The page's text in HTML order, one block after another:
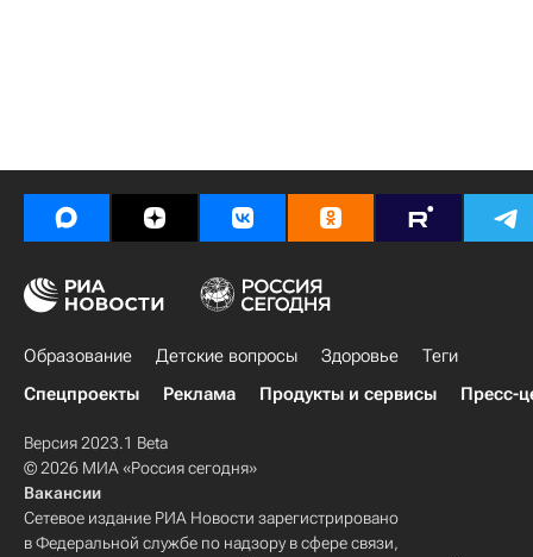
Образование Детские вопросы Здоровье
Теги
Спецпроекты
Реклама Продукты и сервисы Пресс-
Версия 2023.1 Beta
© 2026 МИА «Россия сегодня»
Вакансии
Сетевое издание РИА Новости зарегистрировано
в Федеральной службе по надзору в сфере связи,